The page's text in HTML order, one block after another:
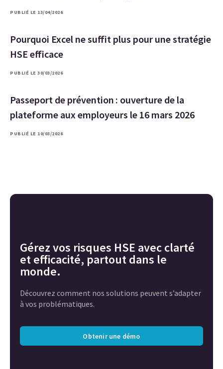
PUBLIÉ LE 13/04/2026
Pourquoi Excel ne suffit plus pour une stratégie
HSE efficace
PUBLIÉ LE 30/03/2026
Passeport de prévention : ouverture de la
plateforme aux employeurs le 16 mars 2026
PUBLIÉ LE 10/03/2026
Gérez vos risques HSE avec clarté
et efficacité, partout dans le
monde.
Découvrez comment nos solutions peuvent s’adapter
à vos problématiques.
Obtenir une démo